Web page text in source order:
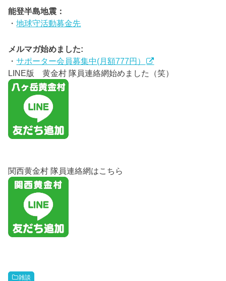
能登半島地震：
・地球守活動募金先
メルマガ始めました:
・サポーター会員募集中(月額777円）
LINE版 黄金村 隊員連絡網始めました（笑）
関西黄金村 隊員連絡網はこちら
雑談